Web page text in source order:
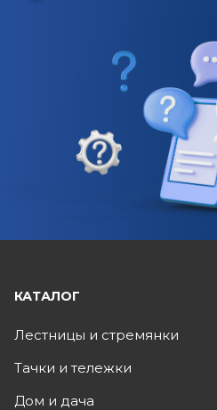
КАТАЛОГ
Лестницы и стремянки
Тачки и тележки
Дом и дача